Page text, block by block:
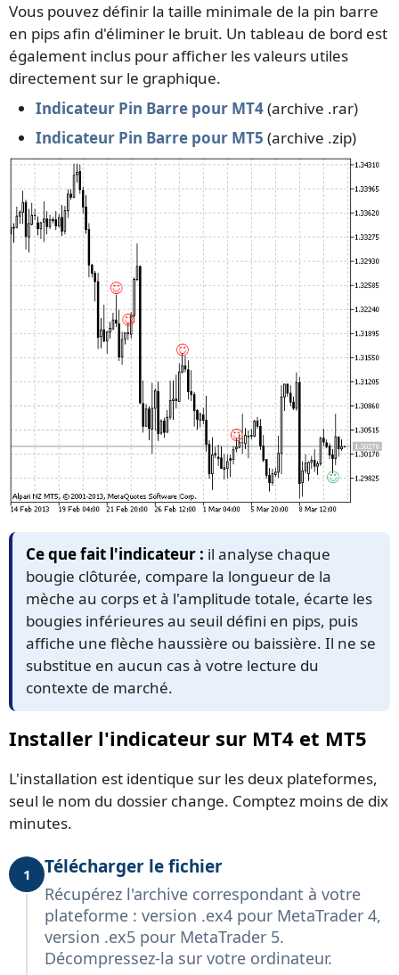
Vous pouvez définir la taille minimale de la pin barre
en pips afin d'éliminer le bruit. Un tableau de bord est
également inclus pour afficher les valeurs utiles
directement sur le graphique.
Indicateur Pin Barre pour MT4(archive .rar)
Indicateur Pin Barre pour MT5 (archive .zip)
Ce que fait l'indicateur : il analyse chaque
bougie clôturée, compare la longueur de la
mèche au corps et à l'amplitude totale, écarte les
bougies inférieures au seuil défini en pips, puis
affiche une flèche haussière ou baissière. Il ne se
substitue en aucun cas à votre lecture du
contexte de marché.
Installer l'indicateur sur MT4 et MT5
L'installation est identique sur les deux plateformes,
seul le nom du dossier change. Comptez moins de dix
minutes.
1 Télécharger le fichier
Récupérez l'archive correspondant à votre
plateforme : version .ex4 pour MetaTrader 4,
version .ex5 pour MetaTrader 5.
Décompressez-la sur votre ordinateur.